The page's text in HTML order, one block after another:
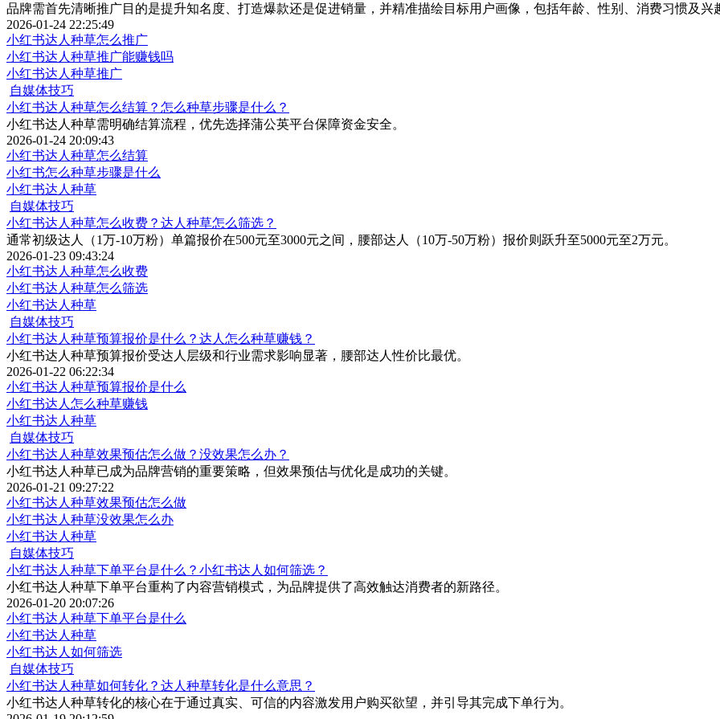
品牌需首先清晰推广目的是提升知名度、打造爆款还是促进销量，并精准描绘目标用户画像，包括年龄、性别、消费习惯及兴
2026-01-24 22:25:49
小红书达人种草怎么推广
小红书达人种草推广能赚钱吗
小红书达人种草推广
自媒体技巧
小红书达人种草怎么结算？怎么种草步骤是什么？
小红书达人种草需明确结算流程，优先选择蒲公英平台保障资金安全。
2026-01-24 20:09:43
小红书达人种草怎么结算
小红书怎么种草步骤是什么
小红书达人种草
自媒体技巧
小红书达人种草怎么收费？达人种草怎么筛选？
通常初级达人（1万-10万粉）单篇报价在500元至3000元之间，腰部达人（10万-50万粉）报价则跃升至5000元至2万元。
2026-01-23 09:43:24
小红书达人种草怎么收费
小红书达人种草怎么筛选
小红书达人种草
自媒体技巧
小红书达人种草预算报价是什么？达人怎么种草赚钱？
小红书达人种草预算报价受达人层级和行业需求影响显著，腰部达人性价比最优。
2026-01-22 06:22:34
小红书达人种草预算报价是什么
小红书达人怎么种草赚钱
小红书达人种草
自媒体技巧
小红书达人种草效果预估怎么做？没效果怎么办？
小红书达人种草已成为品牌营销的重要策略，但效果预估与优化是成功的关键。
2026-01-21 09:27:22
小红书达人种草效果预估怎么做
小红书达人种草没效果怎么办
小红书达人种草
自媒体技巧
小红书达人种草下单平台是什么？小红书达人如何筛选？
小红书达人种草下单平台重构了内容营销模式，为品牌提供了高效触达消费者的新路径。
2026-01-20 20:07:26
小红书达人种草下单平台是什么
小红书达人种草
小红书达人如何筛选
自媒体技巧
小红书达人种草如何转化？达人种草转化是什么意思？
小红书达人种草转化的核心在于通过真实、可信的内容激发用户购买欲望，并引导其完成下单行为。